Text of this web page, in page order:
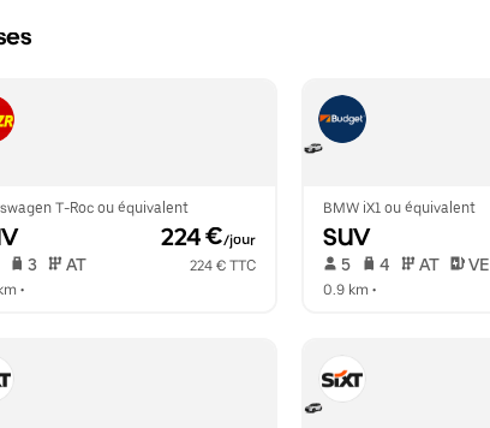
T-Roc ou équivalent
224 €/jour
3 AT
224 € TTC
•
BMW iX1 ou équivalent
SUV
5 4 AT VE
0.9 km •